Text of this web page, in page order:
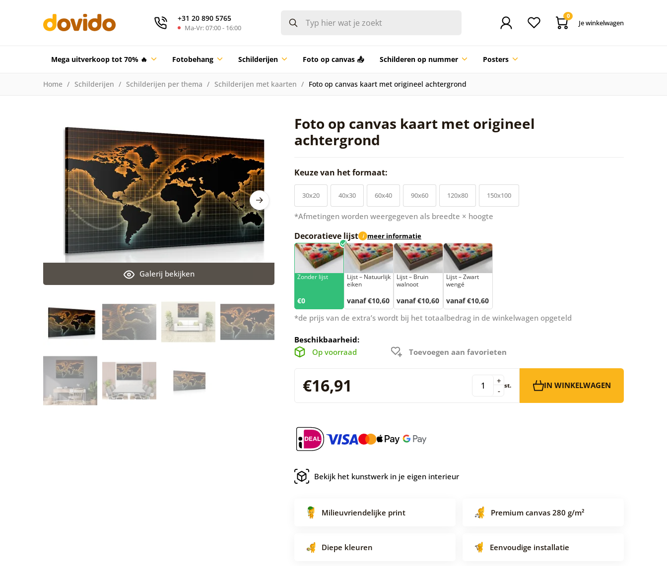
+31 20 890 5765
Ma-Vr: 07:00 - 16:00
0
Je winkelwagen
Mega uitverkoop tot 70% 🔥 Fotobehang Schilderijen Foto op canvas 📤 Schilderen op nummer Posters
Home Schilderijen Schilderijen per thema Schilderijen met kaarten Foto op canvas kaart met origineel achtergrond
Foto op canvas kaart met origineel
achtergrond
Galerij bekijken
Keuze van het formaat:
30x20 40x30 60x40 90x60 120x80 150x100
*Afmetingen worden weergegeven als breedte × hoogte
Decoratieve lijst i meer informatie
Zonder lijst
€0
Lijst – Natuurlijk
eiken
vanaf €10,60
Lijst – Bruin
walnoot
vanaf €10,60
Lijst – Zwart
wengé
vanaf €10,60
*de prijs van de extra’s wordt bij het totaalbedrag in de winkelwagen opgeteld
Beschikbaarheid:
Op voorraad
Toevoegen aan favorieten
€16,91 -
+ st. IN WINKELWAGEN
Bekijk het kunstwerk in je eigen interieur
Milieuvriendelijke print Premium canvas 280 g/m²
Diepe kleuren Eenvoudige installatie